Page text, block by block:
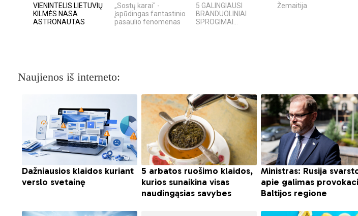
VIENINTELIS LIETUVIŲ
KILMĖS NASA
ASTRONAUTAS
„Sostų karai" -
įspūdingas fantastinio
pasaulio fenomenas
5 GALINGIAUSI
BRANDUOLINIAI
SPROGIMAI...
Žemaitija
Naujienos iš interneto: